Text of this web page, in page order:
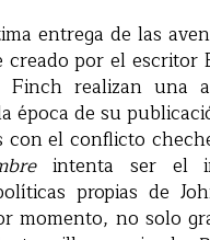
entrega de las
por el escritor
realizan una
de su
con el conflicto
intenta ser el
propias de
momento, no solo